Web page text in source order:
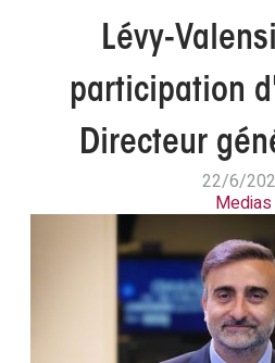
Lévy-
participation
Directeur
22/6/
Medias